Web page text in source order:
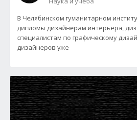
В Челябинском гуманитарном
дипломы дизайнерам интерьера,
специалистам по графическому
дизайнеров уже